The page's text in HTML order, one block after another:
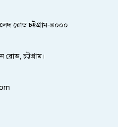
রোড চট্টগ্রাম-৪০০০
রোড, চট্টগ্রাম।